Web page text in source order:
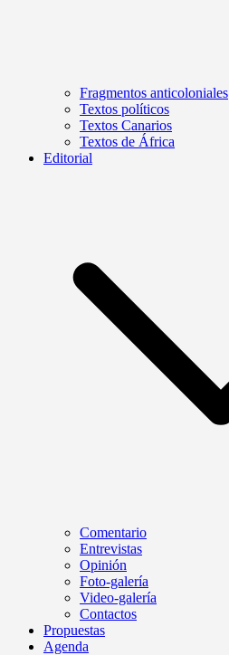
Fragmentos anticoloniales
Textos políticos
Textos Canarios
Textos de África
Editorial
Comentario
Entrevistas
Opinión
Foto-galería
Video-galería
Contactos
Propuestas
Agenda